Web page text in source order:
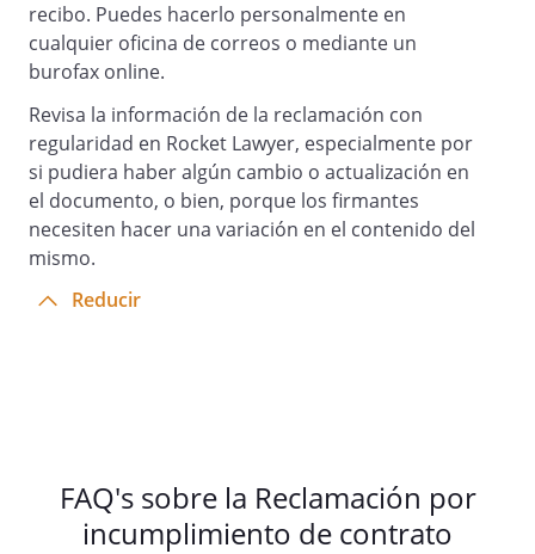
recibo. Puedes hacerlo personalmente en
cualquier oficina de correos o mediante un
burofax online.
Revisa la información de la reclamación con
regularidad en Rocket Lawyer, especialmente por
si pudiera haber algún cambio o actualización en
el documento, o bien, porque los firmantes
necesiten hacer una variación en el contenido del
mismo.
Reducir
FAQ's sobre la Reclamación por
incumplimiento de contrato